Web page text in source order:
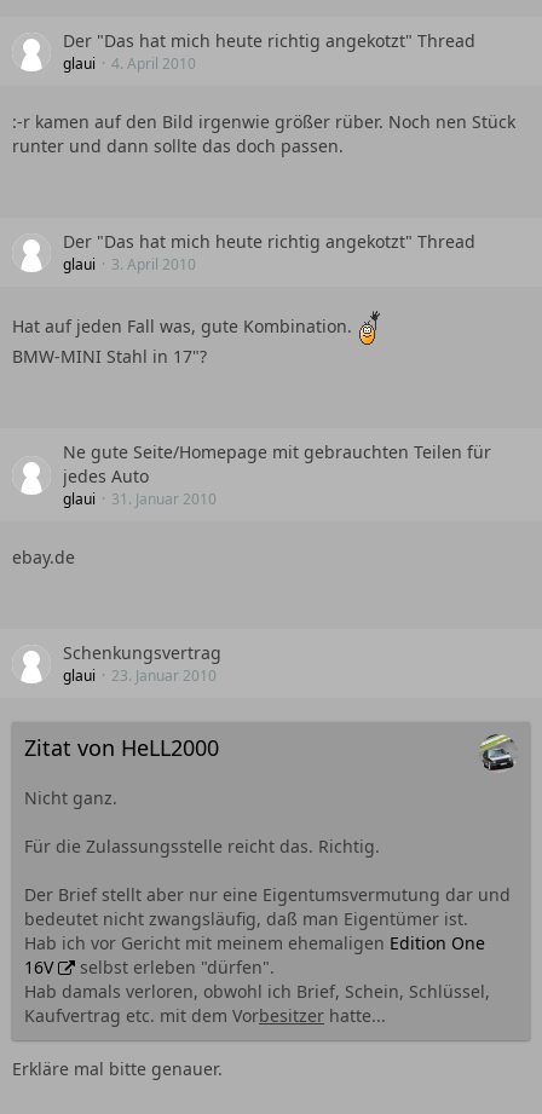
Der "Das hat mich heute richtig angekotzt" Thread
glaui 4. April 2010
:-r kamen auf den Bild irgenwie größer rüber. Noch nen Stück
runter und dann sollte das doch passen.
Der "Das hat mich heute richtig angekotzt" Thread
glaui 3. April 2010
Hat auf jeden Fall was, gute Kombination.
BMW-MINI Stahl in 17"?
Ne gute Seite/Homepage mit gebrauchten Teilen für
jedes Auto
glaui 31. Januar 2010
ebay.de
Schenkungsvertrag
glaui 23. Januar 2010
Zitat von HeLL2000
Nicht ganz.
Für die Zulassungsstelle reicht das. Richtig.
Der Brief stellt aber nur eine Eigentumsvermutung dar und
bedeutet nicht zwangsläufig, daß man Eigentümer ist.
Hab ich vor Gericht mit meinem ehemaligen Edition One
16V
selbst erleben "dürfen".
Hab damals verloren, obwohl ich Brief, Schein, Schlüssel,
Kaufvertrag etc. mit dem Vorbesitzer hatte...
Erkläre mal bitte genauer.